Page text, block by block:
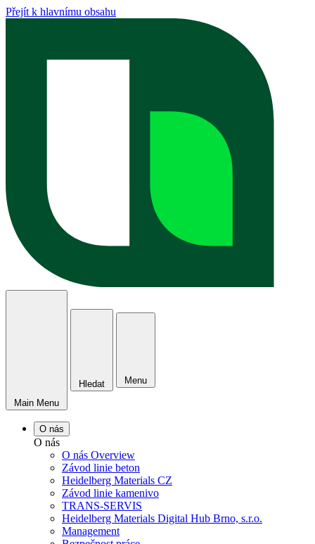
Přejít k hlavnímu obsahu
Main Menu
Hledat Menu
O nás
O nás
O nás Overview
Závod linie beton
Heidelberg Materials CZ
Závod linie kamenivo
TRANS-SERVIS
Heidelberg Materials Digital Hub Brno, s.r.o.
Management